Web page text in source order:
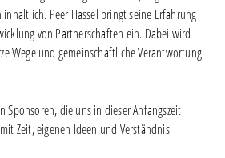
Peer Hassel bringt seine Erfahrung
von Partnerschaften ein. Dabei wird
Wege und gemeinschaftliche Verantwortung
Sponsoren, die uns in dieser Anfangszeit
Zeit, eigenen Ideen und Verständnis